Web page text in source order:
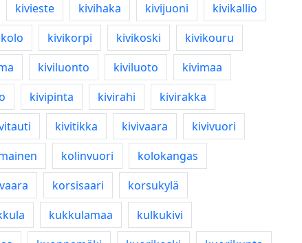
kivieste kivihaka kivijuoni
kivikallio
kivikorpi kivikoski
kivikouru
kiviluonto kiviluoto
kivimaa
kivipinta kivirahi
kivirakka
kivitikka kivivaara
kivivuori
kolinvuori
kolokangas
korsisaari
korsukylä
kukkulamaa
kulkukivi